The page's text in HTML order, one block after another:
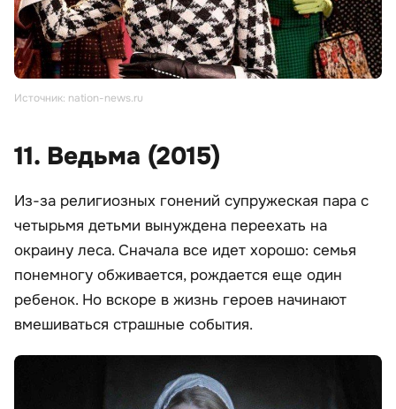
Источник: nation-news.ru
11. Ведьма (2015)
Из-за религиозных гонений супружеская пара с
четырьмя детьми вынуждена переехать на
окраину леса. Сначала все идет хорошо: семья
понемногу обживается, рождается еще один
ребенок. Но вскоре в жизнь героев начинают
вмешиваться страшные события.